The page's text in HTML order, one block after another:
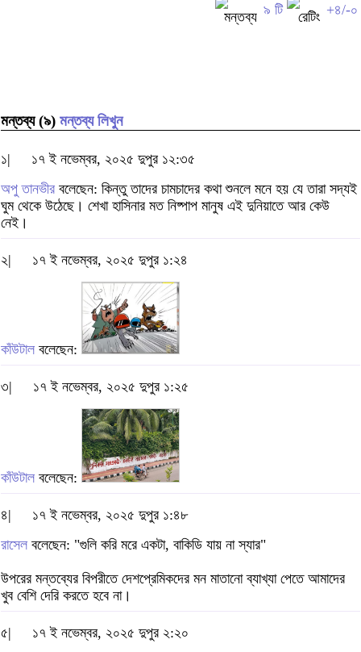
৯ টি +৪/-০
মন্তব্য (৯) মন্তব্য লিখুন
১|
১৭ ই নভেম্বর, ২০২৫ দুপুর ১২:৩৫
অপু তানভীর বলেছেন: কিন্তু তাদের চামচাদের কথা শুনলে মনে হয় যে তারা সদ্যই
ঘুম থেকে উঠেছে। শেখা হাসিনার মত নিষ্পাপ মানুষ এই দুনিয়াতে আর কেউ
নেই।
২| ১৭ ই নভেম্বর, ২০২৫ দুপুর ১:২৪
কাঁউটাল বলেছেন:
৩| ১৭ ই নভেম্বর, ২০২৫ দুপুর ১:২৫
কাঁউটাল বলেছেন:
৪|
১৭ ই নভেম্বর, ২০২৫ দুপুর ১:৪৮
রাসেল বলেছেন: "গুলি করি মরে একটা, বাকিডি যায় না স্যার"
উপরের মন্তব্যের বিপরীতে দেশপ্রেমিকদের মন মাতানো ব্যাখ্যা পেতে আমাদের
খুব বেশি দেরি করতে হবে না।
৫|
১৭ ই নভেম্বর, ২০২৫ দুপুর ২:২০